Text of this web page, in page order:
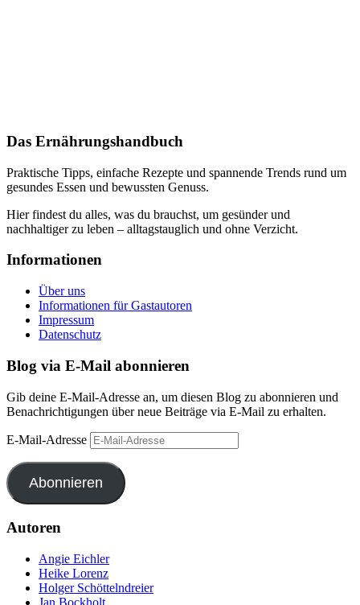
Das Ernährungshandbuch
Praktische Tipps, einfache Rezepte und spannende Trends rund um
gesundes Essen und bewussten Genuss.
Hier findest du alles, was du brauchst, um gesünder und
nachhaltiger zu leben – alltagstauglich und ohne Verzicht.
Informationen
Über uns
Informationen für Gastautoren
Impressum
Datenschutz
Blog via E-Mail abonnieren
Gib deine E-Mail-Adresse an, um diesen Blog zu abonnieren und
Benachrichtigungen über neue Beiträge via E-Mail zu erhalten.
E-Mail-Adresse
Abonnieren
Autoren
Angie Eichler
Heike Lorenz
Holger Schöttelndreier
Jan Bockholt